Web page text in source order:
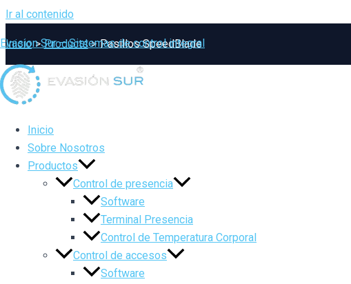
Ir al contenido
Evasion Sur – Sistemas de control integral
Inicio
Sobre Nosotros
Productos
Control de presencia
Software
Terminal Presencia
Control de Temperatura Corporal
Control de accesos
Software
Inicio Products Pasillos SpeedBlade